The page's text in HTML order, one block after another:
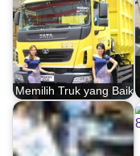
Memilih Truk yang Baik